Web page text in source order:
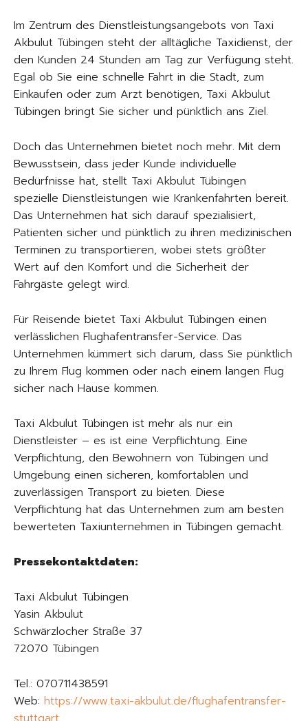
Im Zentrum des Dienstleistungsangebots von Taxi
Akbulut Tübingen steht der alltägliche Taxidienst, der
den Kunden 24 Stunden am Tag zur Verfügung steht.
Egal ob Sie eine schnelle Fahrt in die Stadt, zum
Einkaufen oder zum Arzt benötigen, Taxi Akbulut
Tübingen bringt Sie sicher und pünktlich ans Ziel.
Doch das Unternehmen bietet noch mehr. Mit dem
Bewusstsein, dass jeder Kunde individuelle
Bedürfnisse hat, stellt Taxi Akbulut Tübingen
spezielle Dienstleistungen wie Krankenfahrten bereit.
Das Unternehmen hat sich darauf spezialisiert,
Patienten sicher und pünktlich zu ihren medizinischen
Terminen zu transportieren, wobei stets größter
Wert auf den Komfort und die Sicherheit der
Fahrgäste gelegt wird.
Für Reisende bietet Taxi Akbulut Tübingen einen
verlässlichen Flughafentransfer-Service. Das
Unternehmen kümmert sich darum, dass Sie pünktlich
zu Ihrem Flug kommen oder nach einem langen Flug
sicher nach Hause kommen.
Taxi Akbulut Tübingen ist mehr als nur ein
Dienstleister – es ist eine Verpflichtung. Eine
Verpflichtung, den Bewohnern von Tübingen und
Umgebung einen sicheren, komfortablen und
zuverlässigen Transport zu bieten. Diese
Verpflichtung hat das Unternehmen zum am besten
bewerteten Taxiunternehmen in Tübingen gemacht.
Pressekontaktdaten:
Taxi Akbulut Tübingen
Yasin Akbulut
Schwärzlocher Straße 37
72070 Tübingen
Tel.: 070711438591
Web: https://www.taxi-akbulut.de/flughafentransfer-